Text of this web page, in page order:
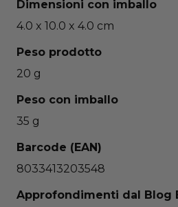
Dimensioni con imballo
4.0 x 10.0 x 4.0 cm
Peso prodotto
20 g
Peso con imballo
35 g
Barcode (EAN)
8033413203548
Approfondimenti dal Blog